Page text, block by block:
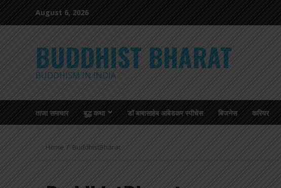
August 6, 2026
BUDDHIST BHARAT
BUDDHISM IN INDIA
ताजा समाचार बुद्ध कथा डॉ बाबासाहेब आंबेडकर स्पीचेस बिजनेस करियर
Home BuddhistBharat